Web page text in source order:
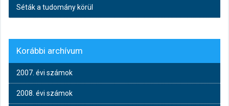
Séták a tudomány körül
Korábbi archívum
2007. évi számok
2008. évi számok